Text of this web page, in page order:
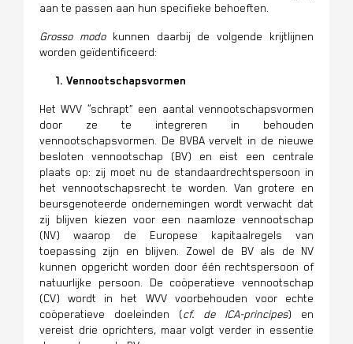
aan te passen aan hun specifieke behoeften.
Grosso modo
kunnen daarbij de volgende krijtlijnen
worden geïdentificeerd:
1. Vennootschapsvormen
Het WVV “schrapt” een aantal vennootschapsvormen
door ze te integreren in behouden
vennootschapsvormen. De BVBA vervelt in de nieuwe
besloten vennootschap (BV) en eist een centrale
plaats op: zij moet nu de standaardrechtspersoon in
het vennootschapsrecht te worden. Van grotere en
beursgenoteerde ondernemingen wordt verwacht dat
zij blijven kiezen voor een naamloze vennootschap
(NV) waarop de Europese kapitaalregels van
toepassing zijn en blijven. Zowel de BV als de NV
kunnen opgericht worden door één rechtspersoon of
natuurlijke persoon. De coöperatieve vennootschap
(CV) wordt in het WVV voorbehouden voor echte
coöperatieve doeleinden (cf. de ICA-principes) en
vereist drie oprichters, maar volgt verder in essentie